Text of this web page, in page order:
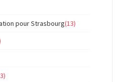
pour Strasbourg(13)